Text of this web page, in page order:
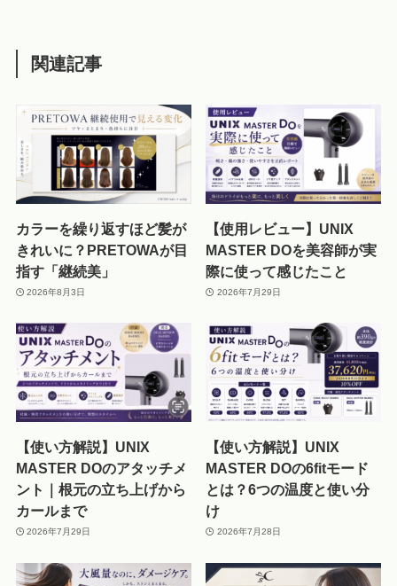
関連記事
カラーを繰り返すほど髪が
きれいに？PRETOWAが目
指す「継続美」
2026年8月3日
【使用レビュー】UNIX
MASTER DOを美容師が実
際に使って感じたこと
2026年7月29日
【使い方解説】UNIX
MASTER DOのアタッチメ
ント｜根元の立ち上げから
カールまで
2026年7月29日
【使い方解説】UNIX
MASTER DOの6fitモード
とは？6つの温度と使い分
け
2026年7月28日